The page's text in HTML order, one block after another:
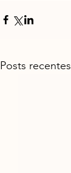
Posts recentes